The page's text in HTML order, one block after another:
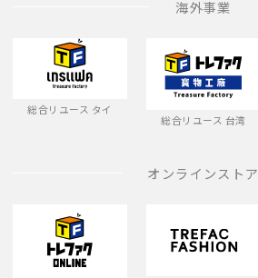
海外事業
総合リユース タイ
総合リユース 台湾
オンラインストア